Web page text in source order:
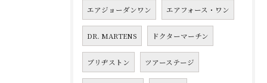
エアジョーダンワン エアフォース・ワン
DR. MARTENS ドクターマーチン
ブリヂストン ツアーステージ